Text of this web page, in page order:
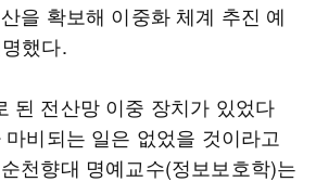
을 확보해 이중화 체계 추진 예
했다.
된 전산망 이중 장치가 있었다
비되는 일은 없었을 것이라고
천향대 명예교수(정보보호학)는